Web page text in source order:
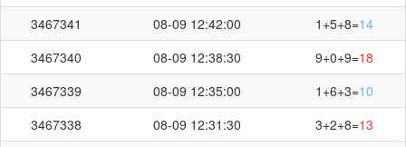
3467341
08-09 12:42:00 1+5+8=14
3467340
08-09 12:38:30 9+0+9=18
3467339
08-09 12:35:00 1+6+3=10
3467338
08-09 12:31:30 3+2+8=13